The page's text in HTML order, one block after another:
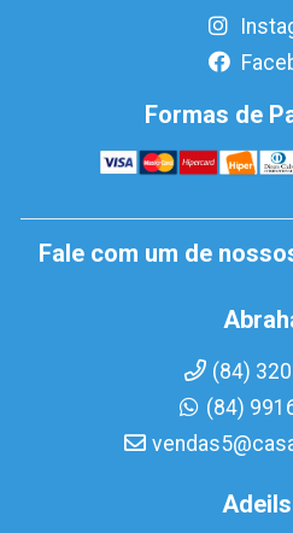
Formas de
Fale com um de
(84)
(84)